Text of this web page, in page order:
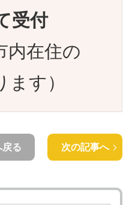
受付
住の
す）
戻る 次の記事へ